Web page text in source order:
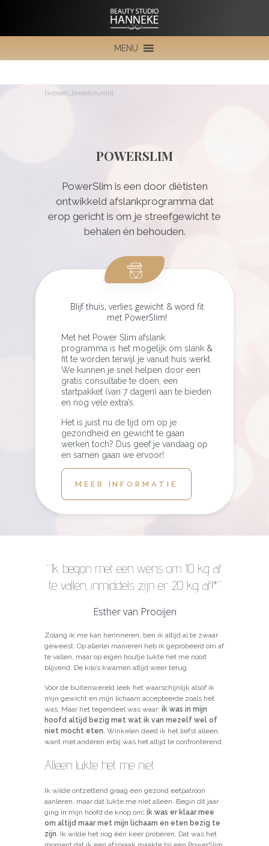
MENU
[wpseo_breadcrumb]
POWERSLIM
PowerSlim is een door diëtisten
ontwikkeld afslankprogramma dat
erop gericht is om je streefgewicht te
behalen én behouden.
Blijf thuis, verlies gewicht & word fit
met PowerSlim!
Met het Power Slim afslank
programma is het mogelijk om slank &
fit te worden terwijl je vanuit huis werkt.
We kunnen je snel helpen door een
gratis consultatie te doen, een
startpakket (van 7 dagen) aan te bieden
en nog vele extra’s.
Het is juist nu de tijd om op je
gezondheid en gewicht te gaan
werken toch? Dus geef je vandaag op
en samen gaan we ervoor!
MEER INFORMATIE
“Ik begon met een wens om 10 kg af
te vallen, inmiddels zijn er 20 kg af!*”
Esther van Prooijen
Zolang ik me kan herinneren, ben ik altijd al te zwaar
geweest. Op allerlei manieren heb ik geprobeerd om af
te vallen, maar op eigen houtje lukte het me nooit
blijvend. De kilo’s kwamen altijd weer terug.
Voor de buitenwereld leek het waarschijnlijk alsof ik
mijn gewicht en mijn lichaam accepteerde zoals het
was. Maar het tegendeel was waar: ik was in mijn
hoofd altijd bezig met wat ik van mezelf wel of
niet mocht eten. Winkelen deed ik het liefst alleen,
want met anderen erbij was het altijd te confronterend.
Alleen lukte het me niet
Ik wilde ontzettend graag een gezond eetpatroon
aanleren, maar dat lukte me niet alleen. Begin dit jaar
ging in mijn hoofd de knop om: ik was er klaar mee
om altijd maar met mijn lichaam en eten bezig te
zijn. Ik wilde het nog één keer proberen. Dat was het